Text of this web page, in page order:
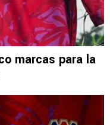
marcas para la